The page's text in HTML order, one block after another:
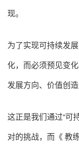
现。
为了实现可持续发
化，而必须预见变
发展方向、价值创
这正是我们通过“可
对的挑战，而《 教